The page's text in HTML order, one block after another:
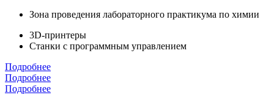
Зона проведения лабораторного практикума по химии
3D-принтеры
Станки с программным управлением
Подробнее
Подробнее
Подробнее